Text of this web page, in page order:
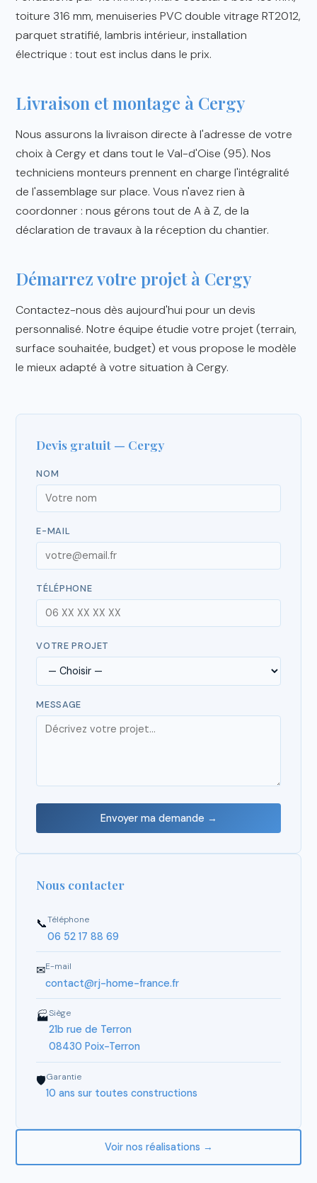
toiture 316 mm, menuiseries PVC double vitrage RT2012,
parquet stratifié, lambris intérieur, installation
électrique : tout est inclus dans le prix.
Livraison et montage à Cergy
Nous assurons la livraison directe à l'adresse de votre
choix à Cergy et dans tout le Val-d'Oise (95). Nos
techniciens monteurs prennent en charge l'intégralité
de l'assemblage sur place. Vous n'avez rien à
coordonner : nous gérons tout de A à Z, de la
déclaration de travaux à la réception du chantier.
Démarrez votre projet à Cergy
Contactez-nous dès aujourd'hui pour un devis
personnalisé. Notre équipe étudie votre projet (terrain,
surface souhaitée, budget) et vous propose le modèle
le mieux adapté à votre situation à Cergy.
Devis gratuit — Cergy
NOM
E-MAIL
TÉLÉPHONE
VOTRE PROJET
MESSAGE
Envoyer ma demande →
Nous contacter
📞Téléphone
06 52 17 88 69
✉E-mail
contact@rj-home-france.fr
🏭Siège
21b rue de Terron
08430 Poix-Terron
🛡Garantie
10 ans sur toutes constructions
Voir nos réalisations →